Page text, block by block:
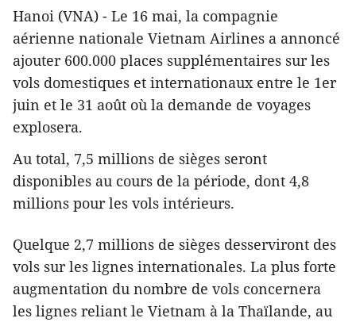
Hanoi (VNA) - Le 16 mai, la compagnie
aérienne nationale Vietnam Airlines a annoncé
ajouter 600.000 places supplémentaires sur les
vols domestiques et internationaux entre le 1er
juin et le 31 août où la demande de voyages
explosera.
Au total, 7,5 millions de sièges seront
disponibles au cours de la période, dont 4,8
millions pour les vols intérieurs.
Quelque 2,7 millions de sièges desserviront des
vols sur les lignes internationales. La plus forte
augmentation du nombre de vols concernera
les lignes reliant le Vietnam à la Thaïlande, au